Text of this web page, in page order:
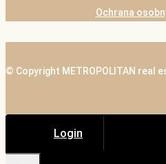
Ochrana
© Copyright METROPOLITAN real
Login